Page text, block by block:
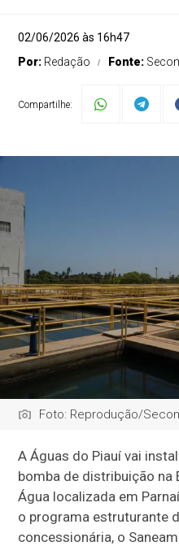
02/06/2026 às 16h47
Por: Redação Fonte:
Compartilhe:
Foto: Reprodução/
A Águas do Piauí vai
bomba de distribuição na
Água localizada em
o programa estruturante
concessionária, o